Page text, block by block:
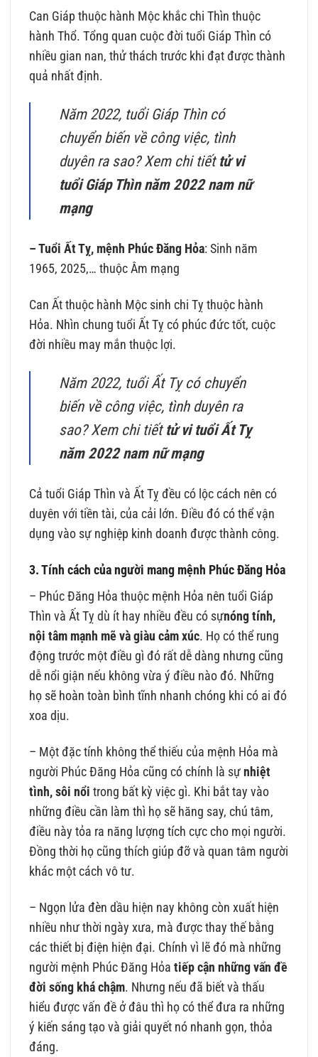
Can Giáp thuộc hành Mộc khắc chi Thìn thuộc
hành Thổ. Tổng quan cuộc đời tuổi Giáp Thìn có
nhiều gian nan, thử thách trước khi đạt được thành
quả nhất định.
Năm 2022, tuổi Giáp Thìn có
chuyển biến về công việc, tình
duyên ra sao? Xem chi tiết tử vi
tuổi Giáp Thìn năm 2022 nam nữ
mạng
– Tuổi Ất Tỵ, mệnh Phúc Đăng Hỏa: Sinh năm
1965, 2025,… thuộc Âm mạng
Can Ất thuộc hành Mộc sinh chi Tỵ thuộc hành
Hỏa. Nhìn chung tuổi Ất Tỵ có phúc đức tốt, cuộc
đời nhiều may mắn thuộc lợi.
Năm 2022, tuổi Ất Tỵ có chuyển
biến về công việc, tình duyên ra
sao? Xem chi tiết tử vi tuổi Ất Tỵ
năm 2022 nam nữ mạng
Cả tuổi Giáp Thìn và Ất Tỵ đều có lộc cách nên có
duyên với tiền tài, của cải lớn. Điều đó có thể vận
dụng vào sự nghiệp kinh doanh được thành công.
3. Tính cách của người mang mệnh Phúc Đăng Hỏa
– Phúc Đăng Hỏa thuộc mệnh Hỏa nên tuổi Giáp
Thìn và Ất Tỵ dù ít hay nhiều đều có sựnóng tính,
nội tâm mạnh mẽ và giàu cảm xúc. Họ có thể rung
động trước một điều gì đó rất dễ dàng nhưng cũng
dễ nổi giận nếu không vừa ý điều nào đó. Những
họ sẽ hoàn toàn bình tĩnh nhanh chóng khi có ai đó
xoa dịu.
– Một đặc tính không thể thiếu của mệnh Hỏa mà
người Phúc Đăng Hỏa cũng có chính là sựnhiệt
tình, sôi nổi trong bất kỳ việc gì. Khi bắt tay vào
những điều cần làm thì họ sẽ hăng say, chú tâm,
điều này tỏa ra năng lượng tích cực cho mọi người.
Đồng thời họ cũng thích giúp đỡ và quan tâm người
khác một cách vô tư.
– Ngọn lửa đèn dầu hiện nay không còn xuất hiện
nhiều như thời ngày xưa, mà được thay thế bằng
các thiết bị điện hiện đại. Chính vì lẽ đó mà những
người mệnh Phúc Đăng Hỏatiếp cận những vấn đề
đời sống khá chậm. Nhưng nếu đã biết và thấu
hiểu được vấn đề ở đâu thì họ có thể đưa ra những
ý kiến sáng tạo và giải quyết nó nhanh gọn, thỏa
đáng.